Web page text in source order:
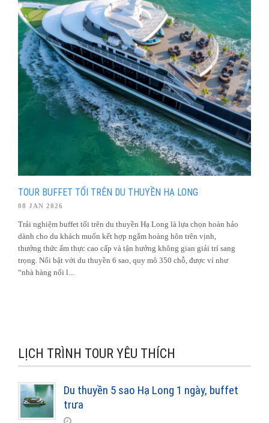
TOUR BUFFET TỐI TRÊN DU THUYỀN HẠ LONG
08 JAN 2026
Trải nghiệm buffet tối trên du thuyền Hạ Long là lựa chọn hoàn hảo
dành cho du khách muốn kết hợp ngắm hoàng hôn trên vịnh,
thưởng thức ẩm thực cao cấp và tận hưởng không gian giải trí sang
trọng. Nổi bật với du thuyền 6 sao, quy mô 350 chỗ, được ví như
“nhà hàng nổi l...
LỊCH TRÌNH TOUR YÊU THÍCH
Du thuyền 5 sao Hạ Long 1 ngày, buffet
trưa